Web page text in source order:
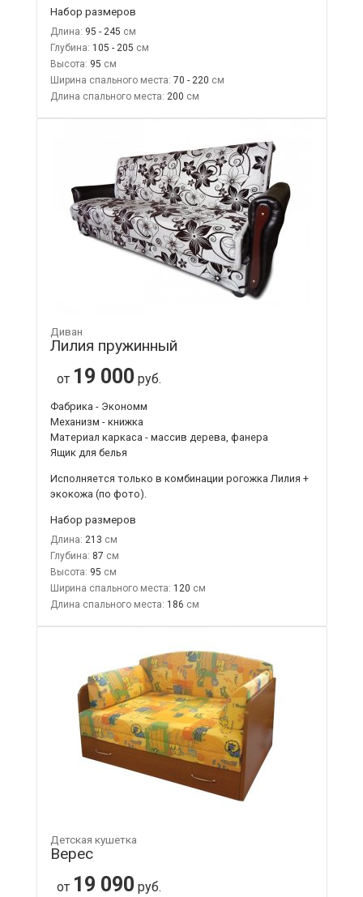
Набор размеров
Длина: 95 - 245
Глубина: 105 - 205
Высота: 95
Ширина спального места: 70 - 220
Длина спального места: 200
Диван
Лилия пружинный
от 19 000 руб.
Фабрика - Экономм
Механизм - книжка
Материал каркаса - массив дерева, фанера
Ящик для белья
Исполняется только в комбинации рогожка Лилия +
экокожа (по фото).
Набор размеров
Длина: 213
Глубина: 87
Высота: 95
Ширина спального места: 120
Длина спального места: 186
Детская кушетка
Верес
от 19 090 руб.